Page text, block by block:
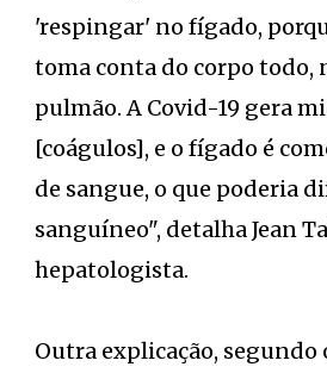
'respingar' no fígado,
toma conta do corpo todo,
pulmão. A Covid-19 gera
[coágulos], e o fígado é
de sangue, o que poderia
sanguíneo", detalha Jean
hepatologista.
Outra explicação, segundo